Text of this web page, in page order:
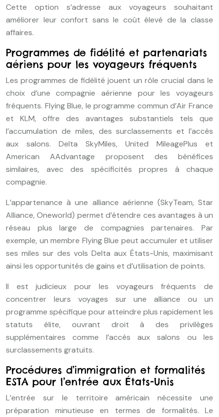
Cette option s’adresse aux voyageurs souhaitant
améliorer leur confort sans le coût élevé de la classe
affaires.
Programmes de fidélité et partenariats
aériens pour les voyageurs fréquents
Les programmes de fidélité jouent un rôle crucial dans le
choix d’une compagnie aérienne pour les voyageurs
fréquents. Flying Blue, le programme commun d’Air France
et KLM, offre des avantages substantiels tels que
l’accumulation de miles, des surclassements et l’accès
aux salons. Delta SkyMiles, United MileagePlus et
American AAdvantage proposent des bénéfices
similaires, avec des spécificités propres à chaque
compagnie.
L’appartenance à une alliance aérienne (SkyTeam, Star
Alliance, Oneworld) permet d’étendre ces avantages à un
réseau plus large de compagnies partenaires. Par
exemple, un membre Flying Blue peut accumuler et utiliser
ses miles sur des vols Delta aux États-Unis, maximisant
ainsi les opportunités de gains et d’utilisation de points.
Il est judicieux pour les voyageurs fréquents de
concentrer leurs voyages sur une alliance ou un
programme spécifique pour atteindre plus rapidement les
statuts élite, ouvrant droit à des privilèges
supplémentaires comme l’accès aux salons ou les
surclassements gratuits.
Procédures d’immigration et formalités
ESTA pour l’entrée aux États-Unis
L’entrée sur le territoire américain nécessite une
préparation minutieuse en termes de formalités. Le